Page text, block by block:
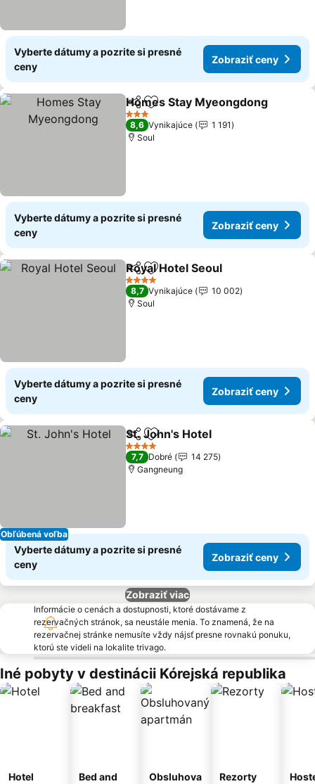
Vyberte dátumy a pozrite si presné
ceny
Zobraziť ceny
ZdieľaťPridať do obľúbených
Homes Stay Myeongdong
3 Počet hviezdičiek
8,6 Vynikajúce
1 191
Soul
Vyberte dátumy a pozrite si presné
ceny
Zobraziť ceny
ZdieľaťPridať do obľúbených
Royal Hotel Seoul
4 Počet hviezdičiek
8,7 Vynikajúce
10 002
Soul
Vyberte dátumy a pozrite si presné
ceny
Zobraziť ceny
Obľúbená voľba
ZdieľaťPridať do obľúbených
St. John's Hotel
4 Počet hviezdičiek
7,7 Dobré
14 275
Gangneung
Vyberte dátumy a pozrite si presné
ceny
Zobraziť ceny
Zobraziť viac
Informácie o cenách a dostupnosti, ktoré dostávame z
rezervačných stránok, sa neustále menia. To znamená, že na
rezervačnej stránke nemusíte vždy nájsť presne rovnakú ponuku,
ktorú ste videli na lokalite trivago.
Iné pobyty v destinácii Kórejská republika
Hotel
Bed and
Obsluhova
Rezorty